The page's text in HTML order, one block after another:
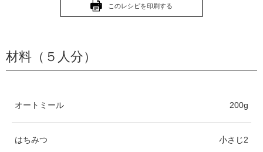
このレシピを印刷する
材料（５人分）
オートミール 200g
はちみつ 小さじ2